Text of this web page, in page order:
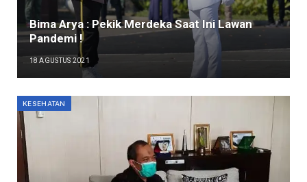
Bima Arya : Pekik Merdeka Saat Ini Lawan
Pandemi !
18 AGUSTUS 2021
KESEHATAN